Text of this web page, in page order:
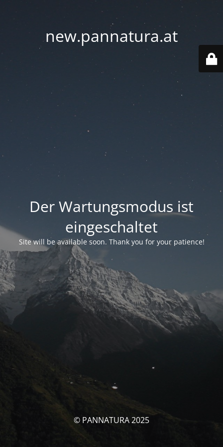
new.pannatura.at
Der Wartungsmodus ist
eingeschaltet
Site will be available soon. Thank you for your patience!
© PANNATURA 2025